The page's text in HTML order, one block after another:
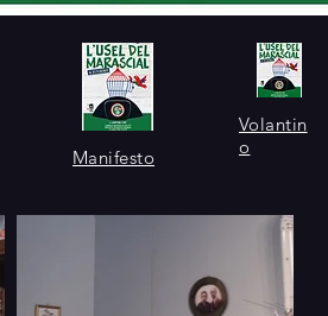
Manifesto
Volantin
o